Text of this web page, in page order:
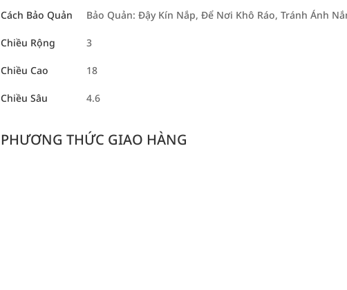
Cách Bảo Quản Bảo Quản: Đậy Kín Nắp, Để Nơi Khô Ráo, Tránh Ánh
Chiều Rộng 3
Chiều Cao 18
Chiều Sâu 4.6
PHƯƠNG THỨC GIAO HÀNG